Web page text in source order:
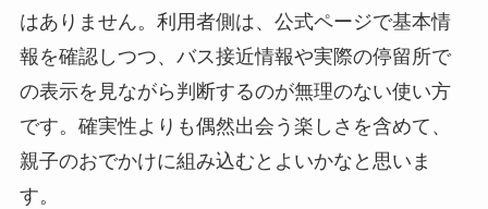
はありません。利用者側は、公式ページで基本情
報を確認しつつ、バス接近情報や実際の停留所で
の表示を見ながら判断するのが無理のない使い方
です。確実性よりも偶然出会う楽しさを含めて、
親子のおでかけに組み込むとよいかなと思いま
す。